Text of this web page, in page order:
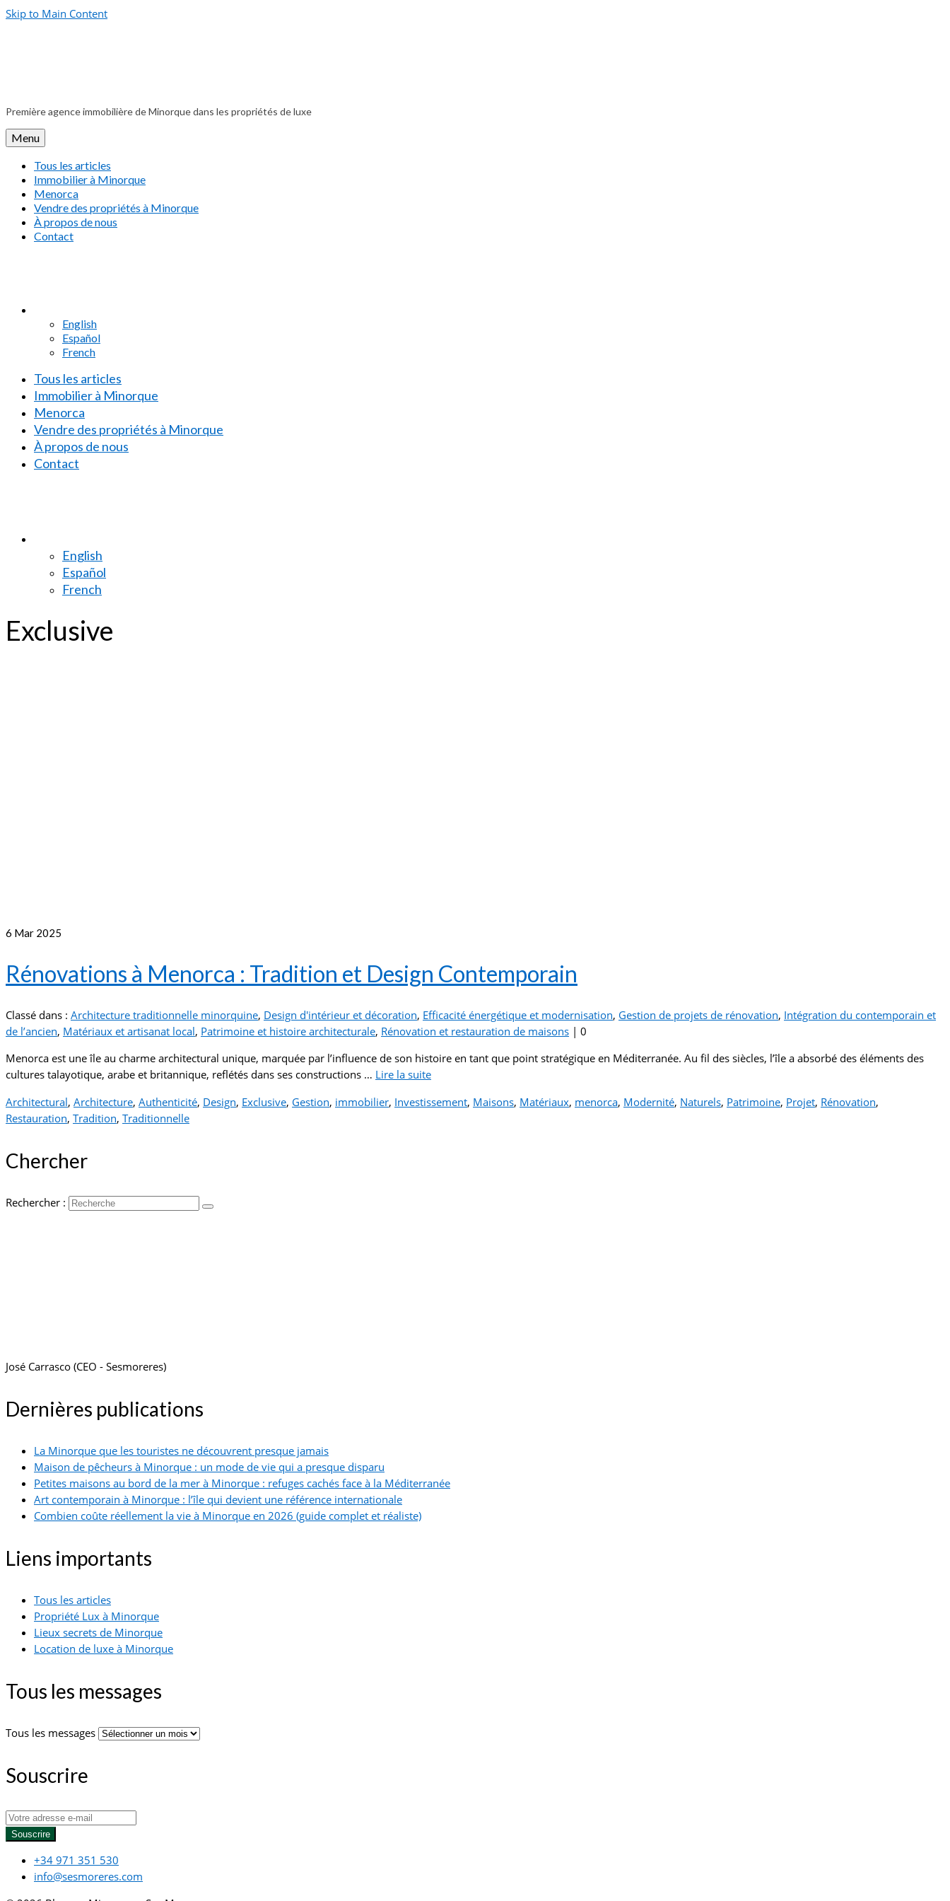
Skip to Main Content
Première agence immobilière de Minorque dans les propriétés de luxe
Menu
Tous les articles
Immobilier à Minorque
Menorca
Vendre des propriétés à Minorque
À propos de nous
Contact
English
Español
French
Tous les articles
Immobilier à Minorque
Menorca
Vendre des propriétés à Minorque
À propos de nous
Contact
English
Español
French
Exclusive
6 Mar 2025
Rénovations à Menorca : Tradition et Design Contemporain
Classé dans : Architecture traditionnelle minorquine, Design d'intérieur et décoration, Efficacité énergétique et modernisation, Gestion de projets de rénovation, Intégration du contemporain et
de l’ancien, Matériaux et artisanat local, Patrimoine et histoire architecturale, Rénovation et restauration de maisons | 0
Menorca est une île au charme architectural unique, marquée par l’influence de son histoire en tant que point stratégique en Méditerranée. Au fil des siècles, l’île a absorbé des éléments des
cultures talayotique, arabe et britannique, reflétés dans ses constructions … Lire la suite­­
Architectural, Architecture, Authenticité, Design, Exclusive, Gestion, immobilier, Investissement, Maisons, Matériaux, menorca, Modernité, Naturels, Patrimoine, Projet, Rénovation,
Restauration, Tradition, Traditionnelle
Chercher
Rechercher :
José Carrasco (CEO - Sesmoreres)
Dernières publications
La Minorque que les touristes ne découvrent presque jamais
Maison de pêcheurs à Minorque : un mode de vie qui a presque disparu
Petites maisons au bord de la mer à Minorque : refuges cachés face à la Méditerranée
Art contemporain à Minorque : l’île qui devient une référence internationale
Combien coûte réellement la vie à Minorque en 2026 (guide complet et réaliste)
Liens importants
Tous les articles
Propriété Lux à Minorque
Lieux secrets de Minorque
Location de luxe à Minorque
Tous les messages
Tous les messages
Souscrire
Souscrire
+34 971 351 530
info@sesmoreres.com